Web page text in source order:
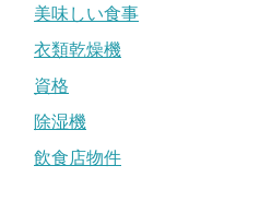
美味しい食事
衣類乾燥機
資格
除湿機
飲食店物件